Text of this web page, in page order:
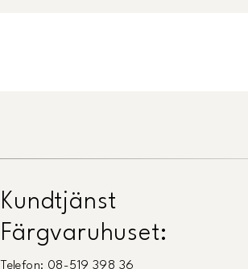
Kundtjänst
Färgvaruhuset:
Telefon: 08-519 398 36